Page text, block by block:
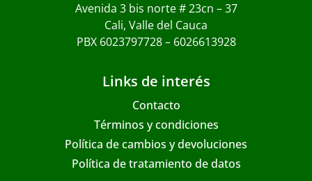
Avenida 3 bis norte # 23cn – 37
Cali, Valle del Cauca
PBX 6023797728 – 6026613928
Links de interés
Contacto
Términos y condiciones
Política de cambios y devoluciones
Política de tratamiento de datos